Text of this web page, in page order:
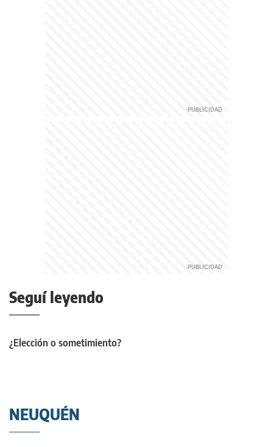
Seguí leyendo
¿Elección o sometimiento?
NEUQUÉN